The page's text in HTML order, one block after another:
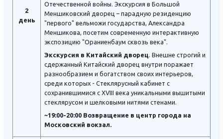
2
день
Отечественной войны. Экскурсия в Большой
Меншиковский дворец – парадную резиденцию
"первого" вельможи государства, Александра
Меншикова, посетим современную интерактивную
экспозицию "Ораниенбаум сквозь века".
Экскурсия в Китайский дворец. Внешне строгий и
сдержанный Китайский дворец внутри поражает
разнообразием и богатством своих интерьеров,
среди которых - Стеклярусный кабинет с
сохранившимися с XVIII века уникальными вышитыми
стеклярусом и шелковыми нитями стенами.
~19:00-20:00 Возвращение в центр города на
Московский вокзал.